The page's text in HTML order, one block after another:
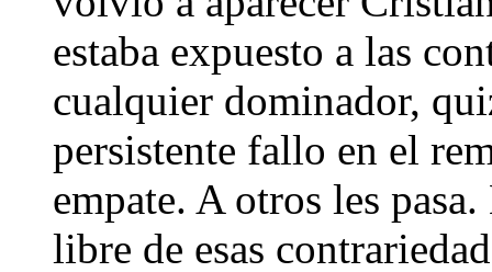
estaba expuesto a las
cualquier dominador,
persistente fallo en el
empate. A otros les
libre de esas